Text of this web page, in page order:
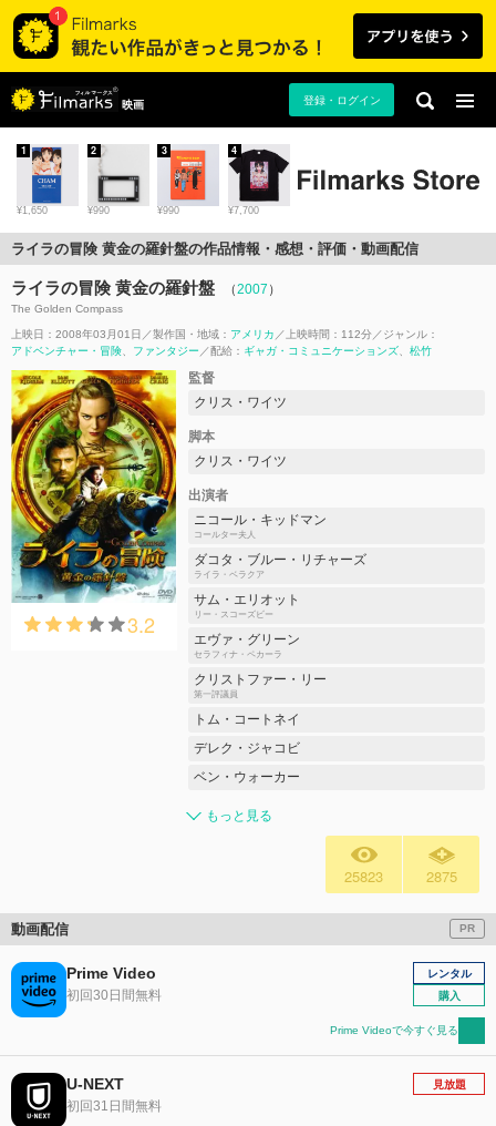
映画 登録・ログイン
¥1,650
1
¥990
2
¥990
3
¥7,700
4
ライラの冒険 黄金の羅針盤の作品情報・感想・評価・動画配信
ライラの冒険 黄金の羅針盤 （2007 ）
The Golden Compass
上映日：2008年03月01日 製作国・地域： アメリカ 上映時間：112分
ジャンル：
アドベンチャー・冒険
ファンタジー 配給： ギャガ・コミュニケーションズ 松竹
3.2
監督
クリス・ワイツ
脚本
クリス・ワイツ
出演者
ニコール・キッドマン
コールター夫人
ダコタ・ブルー・リチャーズ
ライラ・ベラクア
サム・エリオット
リー・スコーズビー
エヴァ・グリーン
セラフィナ・ペカーラ
クリストファー・リー
第一評議員
トム・コートネイ
デレク・ジャコビ
ベン・ウォーカー
もっと見る
25823 2875
動画配信 PR
Prime Video
初回30日間無料
レンタル
購入
Prime Videoで今すぐ見る
U-NEXT
初回31日間無料
見放題